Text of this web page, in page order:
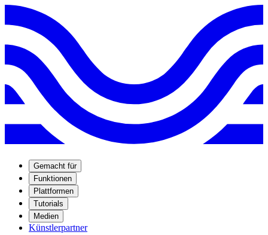
Gemacht für
Funktionen
Plattformen
Tutorials
Medien
Künstlerpartner